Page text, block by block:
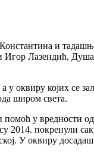
и
Лазендић,
оквиру којих се
широм света.
у вредности
2014. покренули
У оквиру